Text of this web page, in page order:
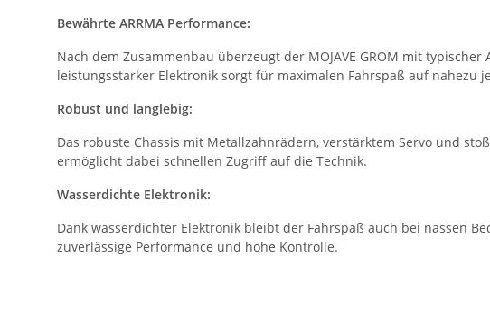
Bewährte ARRMA Performance:
Nach dem Zusammenbau überzeugt der MOJAVE GROM mit
leistungsstarker Elektronik sorgt für maximalen Fahrspaß auf nahezu
Robust und langlebig:
Das robuste Chassis mit Metallzahnrädern, verstärktem Servo und
ermöglicht dabei schnellen Zugriff auf die Technik.
Wasserdichte Elektronik:
Dank wasserdichter Elektronik bleibt der Fahrspaß auch bei nassen
zuverlässige Performance und hohe Kontrolle.